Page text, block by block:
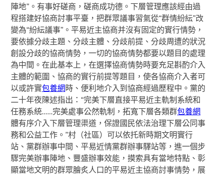
陣地”。有事好磋商，磋商成功德。下層管理應該經由過
程搭建好協商討事平臺，把群眾議事習氣從“群情紛紜”改
變為“紛紜議事”。平易近主協商并沒有固定的實行情勢，
要依據分歧主題、分歧主體、分歧前提、分歧周遭的狀況
創設分歧的協商情勢，一切的協商情勢都要以題目的處理
為中間。在此基本上，在選擇協商情勢時要充足斟酌介入
主體的範圍、協商的實行前提等題目，使各協商介入者可
以或許實包養網時、便利地介入到協商經過歷程中。黨的
二十年夜陳述指出：“完美下層直接平易近主軌制系統和
任務系統……完美處事公然軌制，拓寬下層各類群包養網
體有序介入下層管理渠道，保證國民依法治理下層公同事
務和公益工作。”村（社區）可以依托新時期文明實行
站、黨群辦事中間、平易近情黨群辦事驛站等，進一個步
驟完美辦事陣地、豐盛辦事效能，摸索具有當地特點、彰
顯當地文明的群眾膾炙人口的平易近主協商討事情勢，展